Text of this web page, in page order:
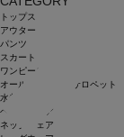
トップス
アウター
パンツ
スカート
ワンピース
オールインワン・サロペット
水着
ヘッドウェア
ネックウェア